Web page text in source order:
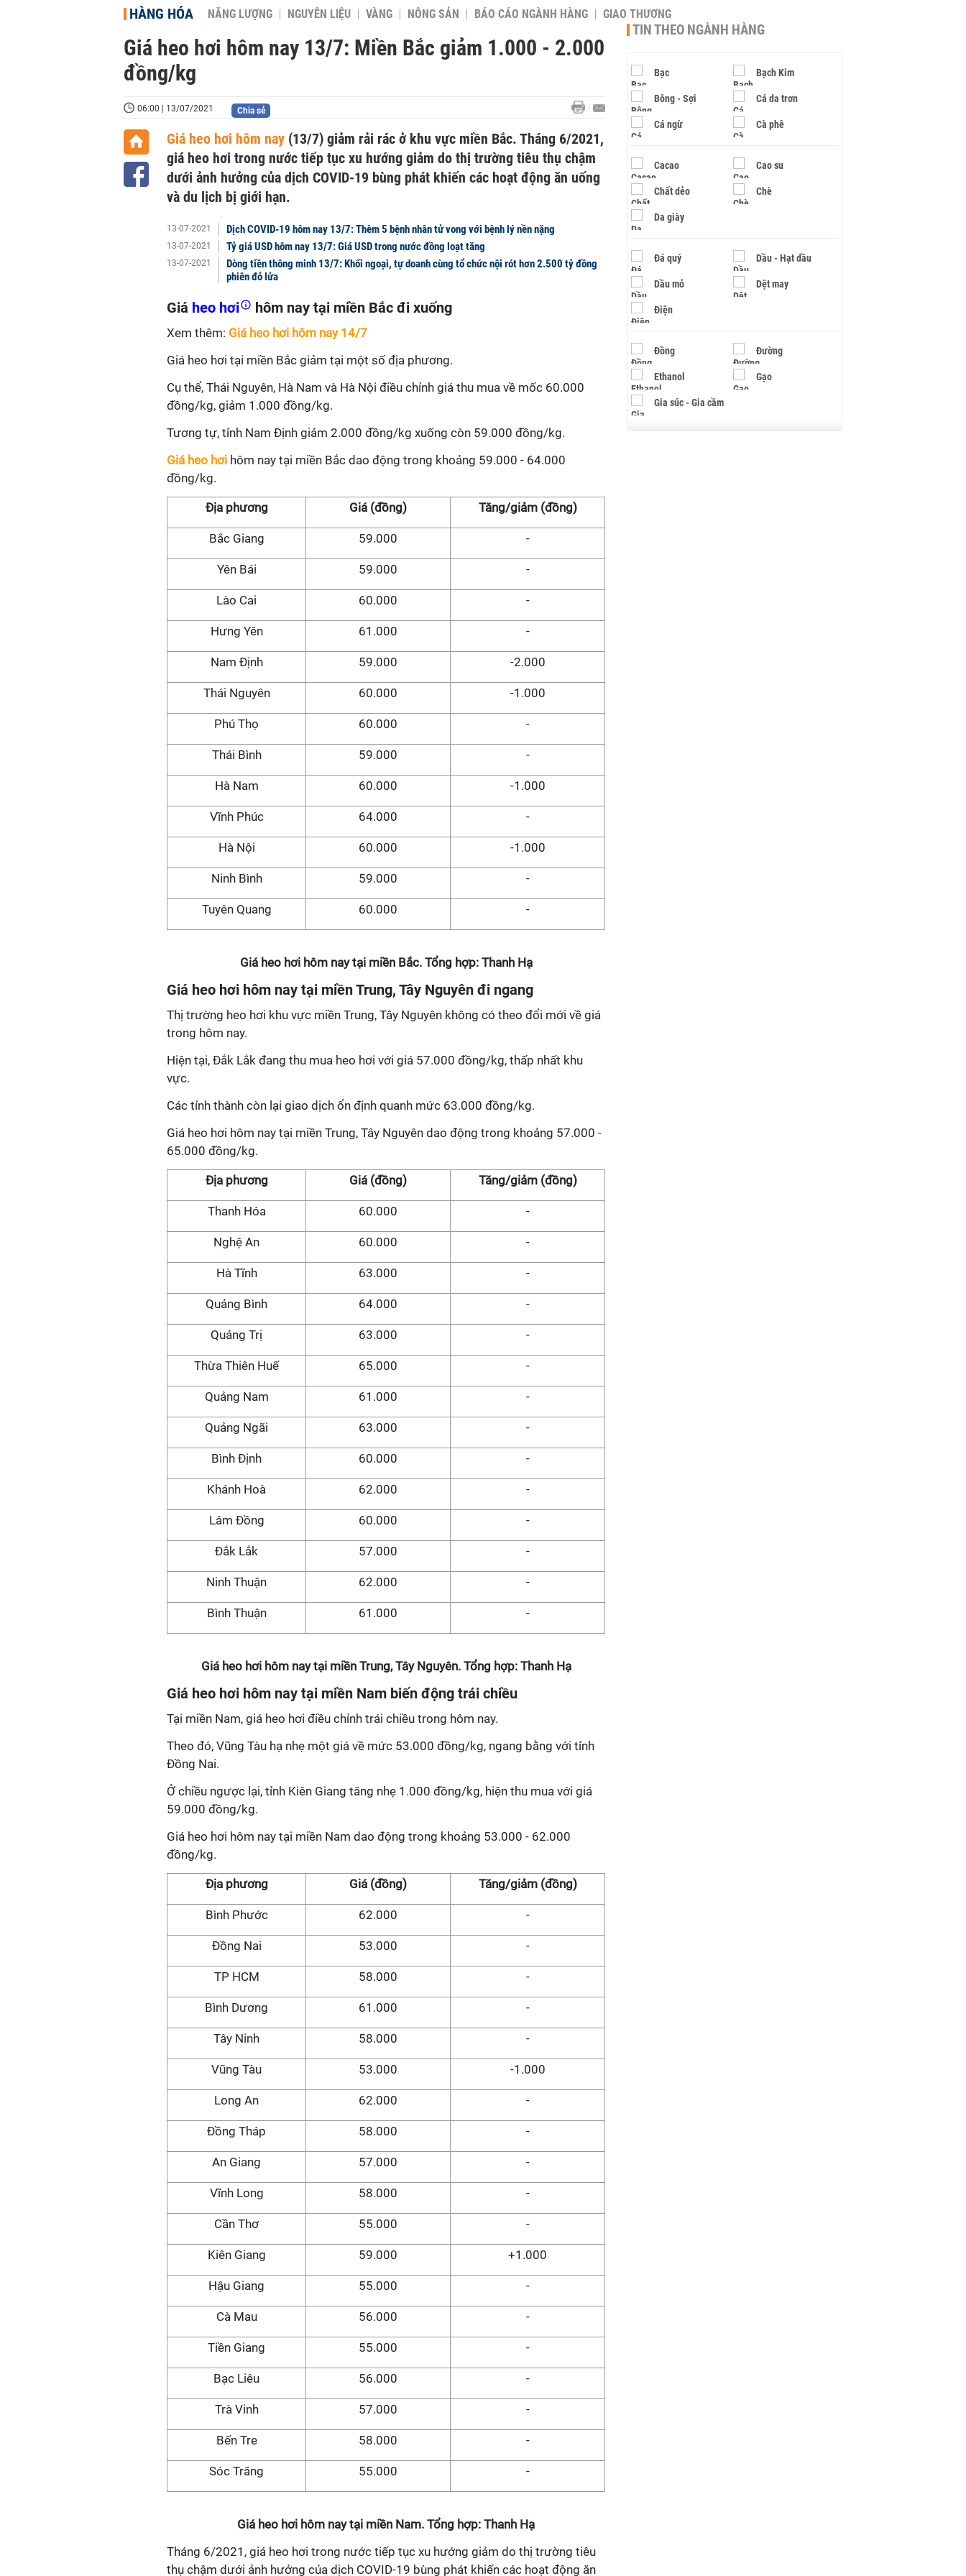
HÀNG HÓA NĂNG LƯỢNG NGUYÊN LIỆU VÀNG NÔNG SẢN BÁO CÁO NGÀNH HÀNG GIAO THƯƠNG
Giá heo hơi hôm nay 13/7: Miền Bắc giảm 1.000 - 2.000
đồng/kg
06:00 | 13/07/2021 Chia sẻ
Giá heo hơi hôm nay (13/7) giảm rải rác ở khu vực miền Bắc. Tháng 6/2021,
giá heo hơi trong nước tiếp tục xu hướng giảm do thị trường tiêu thụ chậm
dưới ảnh hưởng của dịch COVID-19 bùng phát khiến các hoạt động ăn uống
và du lịch bị giới hạn.
13-07-2021 Dịch COVID-19 hôm nay 13/7: Thêm 5 bệnh nhân tử vong với bệnh lý nền nặng
13-07-2021 Tỷ giá USD hôm nay 13/7: Giá USD trong nước đồng loạt tăng
13-07-2021
Dòng tiền thông minh 13/7: Khối ngoại, tự doanh cùng tổ chức nội rót hơn 2.500 tỷ đồng
phiên đỏ lửa
Giá heo hơi hôm nay tại miền Bắc đi xuống
Xem thêm: Giá heo hơi hôm nay 14/7
Giá heo hơi tại miền Bắc giảm tại một số địa phương.
Cụ thể, Thái Nguyên, Hà Nam và Hà Nội điều chỉnh giá thu mua về mốc 60.000
đồng/kg, giảm 1.000 đồng/kg.
Tương tự, tỉnh Nam Định giảm 2.000 đồng/kg xuống còn 59.000 đồng/kg.
Giá heo hơi hôm nay tại miền Bắc dao động trong khoảng 59.000 - 64.000
đồng/kg.
Địa phương Giá (đồng) Tăng/giảm (đồng)
Bắc Giang 59.000 -
Yên Bái 59.000 -
Lào Cai 60.000 -
Hưng Yên 61.000 -
Nam Định 59.000 -2.000
Thái Nguyên 60.000 -1.000
Phú Thọ 60.000 -
Thái Bình 59.000 -
Hà Nam 60.000 -1.000
Vĩnh Phúc 64.000 -
Hà Nội 60.000 -1.000
Ninh Bình 59.000 -
Tuyên Quang 60.000 -
Giá heo hơi hôm nay tại miền Bắc. Tổng hợp: Thanh Hạ
Giá heo hơi hôm nay tại miền Trung, Tây Nguyên đi ngang
Thị trường heo hơi khu vực miền Trung, Tây Nguyên không có theo đổi mới về giá
trong hôm nay.
Hiện tại, Đắk Lắk đang thu mua heo hơi với giá 57.000 đồng/kg, thấp nhất khu
vực.
Các tỉnh thành còn lại giao dịch ổn định quanh mức 63.000 đồng/kg.
Giá heo hơi hôm nay tại miền Trung, Tây Nguyên dao động trong khoảng 57.000 -
65.000 đồng/kg.
Địa phương Giá (đồng) Tăng/giảm (đồng)
Thanh Hóa 60.000 -
Nghệ An 60.000 -
Hà Tĩnh 63.000 -
Quảng Bình 64.000 -
Quảng Trị 63.000 -
Thừa Thiên Huế 65.000 -
Quảng Nam 61.000 -
Quảng Ngãi 63.000 -
Bình Định 60.000 -
Khánh Hoà 62.000 -
Lâm Đồng 60.000 -
Đắk Lắk 57.000 -
Ninh Thuận 62.000 -
Bình Thuận 61.000 -
Giá heo hơi hôm nay tại miền Trung, Tây Nguyên. Tổng hợp: Thanh Hạ
Giá heo hơi hôm nay tại miền Nam biến động trái chiều
Tại miền Nam, giá heo hơi điều chỉnh trái chiều trong hôm nay.
Theo đó, Vũng Tàu hạ nhẹ một giá về mức 53.000 đồng/kg, ngang bằng với tỉnh
Đồng Nai.
Ở chiều ngược lại, tỉnh Kiên Giang tăng nhẹ 1.000 đồng/kg, hiện thu mua với giá
59.000 đồng/kg.
Giá heo hơi hôm nay tại miền Nam dao động trong khoảng 53.000 - 62.000
đồng/kg.
Địa phương Giá (đồng) Tăng/giảm (đồng)
Bình Phước 62.000 -
Đồng Nai 53.000 -
TP HCM 58.000 -
Bình Dương 61.000 -
Tây Ninh 58.000 -
Vũng Tàu 53.000 -1.000
Long An 62.000 -
Đồng Tháp 58.000 -
An Giang 57.000 -
Vĩnh Long 58.000 -
Cần Thơ 55.000 -
Kiên Giang 59.000 +1.000
Hậu Giang 55.000 -
Cà Mau 56.000 -
Tiền Giang 55.000 -
Bạc Liêu 56.000 -
Trà Vinh 57.000 -
Bến Tre 58.000 -
Sóc Trăng 55.000 -
Giá heo hơi hôm nay tại miền Nam. Tổng hợp: Thanh Hạ
Tháng 6/2021, giá heo hơi trong nước tiếp tục xu hướng giảm do thị trường tiêu
thụ chậm dưới ảnh hưởng của dịch COVID-19 bùng phát khiến các hoạt động ăn
TIN THEO NGÀNH HÀNG
Bạc Bạch Kim
Bông - Sợi Cá da trơn
Cá ngừ Cà phê
Cacao Cao su
Chất dẻo Chè
Da giày
Đá quý Dầu - Hạt dầu
Dầu mỏ Dệt may
Điện
Đồng Đường
Ethanol Gạo
Gia súc - Gia cầm